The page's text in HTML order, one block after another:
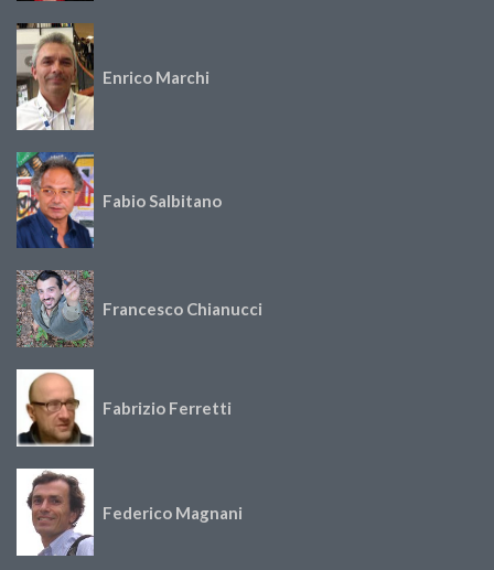
Enrico Marchi
Fabio Salbitano
Francesco Chianucci
Fabrizio Ferretti
Federico Magnani